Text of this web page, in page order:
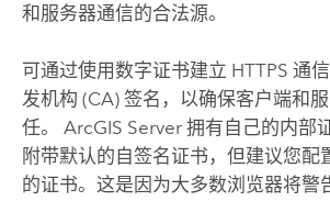
和服务器通信的合法源。
可通过使用数字证书建立 HTTPS 通
发机构 (CA) 签名，以确保客户端和
任。 ArcGIS Server拥有自己的内部
附带默认的自签名证书，但建议您配
的证书。这是因为大多数浏览器将警